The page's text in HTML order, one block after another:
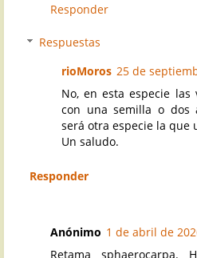
Responder
Respuestas
rioMoros 25 de
No, en esta especie las
con una semilla o dos
será otra especie la que
Un saludo.
Responder
Anónimo 1 de abril de
Retama